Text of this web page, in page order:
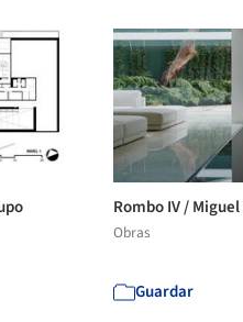
Rombo IV /
Obras
Guardar